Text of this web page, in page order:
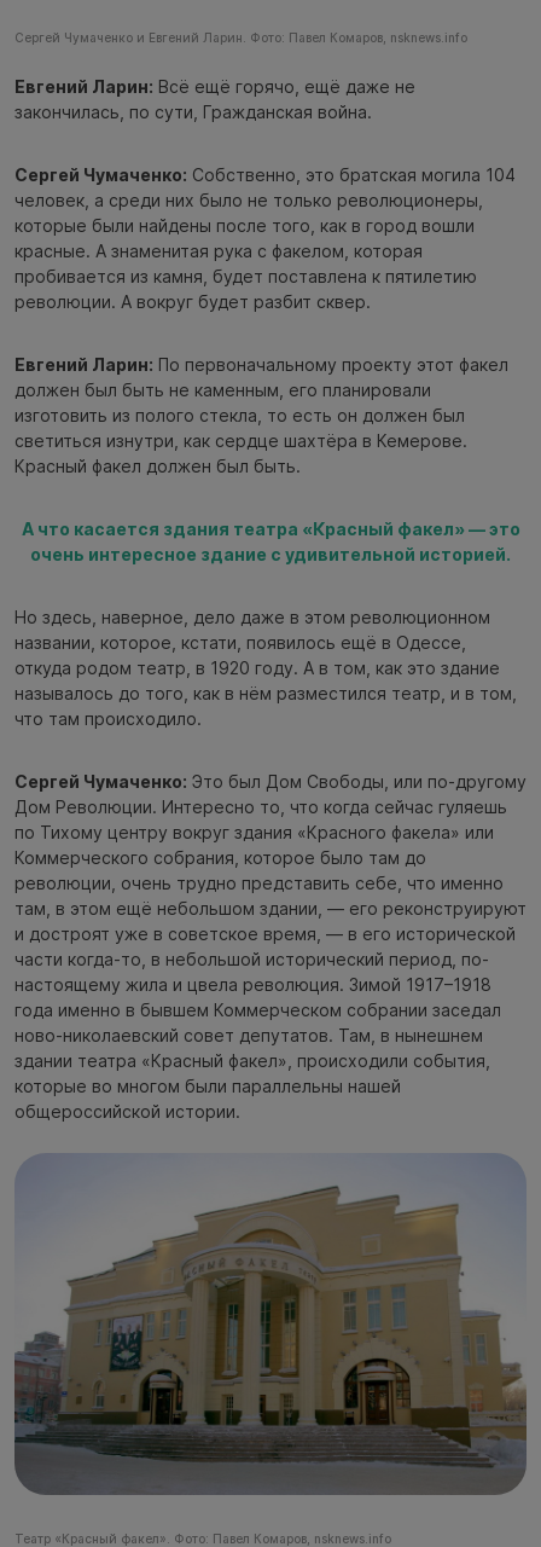
Сергей Чумаченко и Евгений Ларин. Фото: Павел Комаров, nsknews.info
Евгений Ларин: Всё ещё горячо, ещё даже не
закончилась, по сути, Гражданская война.
Сергей Чумаченко: Собственно, это братская могила 104
человек, а среди них было не только революционеры,
которые были найдены после того, как в город вошли
красные. А знаменитая рука с факелом, которая
пробивается из камня, будет поставлена к пятилетию
революции. А вокруг будет разбит сквер.
Евгений Ларин: По первоначальному проекту этот факел
должен был быть не каменным, его планировали
изготовить из полого стекла, то есть он должен был
светиться изнутри, как сердце шахтёра в Кемерове.
Красный факел должен был быть.
А что касается здания театра «Красный факел» — это
очень интересное здание с удивительной историей.
Но здесь, наверное, дело даже в этом революционном
названии, которое, кстати, появилось ещё в Одессе,
откуда родом театр, в 1920 году. А в том, как это здание
называлось до того, как в нём разместился театр, и в том,
что там происходило.
Сергей Чумаченко: Это был Дом Свободы, или по-другому
Дом Революции. Интересно то, что когда сейчас гуляешь
по Тихому центру вокруг здания «Красного факела» или
Коммерческого собрания, которое было там до
революции, очень трудно представить себе, что именно
там, в этом ещё небольшом здании, — его реконструируют
и достроят уже в советское время, — в его исторической
части когда-то, в небольшой исторический период, по-
настоящему жила и цвела революция. Зимой 1917–1918
года именно в бывшем Коммерческом собрании заседал
ново-николаевский совет депутатов. Там, в нынешнем
здании театра «Красный факел», происходили события,
которые во многом были параллельны нашей
общероссийской истории.
Театр «Красный факел». Фото: Павел Комаров, nsknews.info